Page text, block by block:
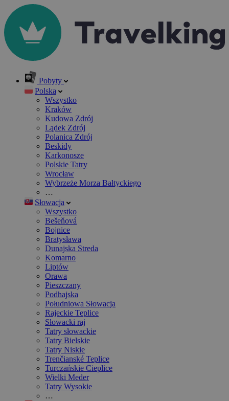
Pobyty
Polska
Wszystko
Kraków
Kudowa Zdrój
Lądek Zdrój
Polanica Zdrój
Beskidy
Karkonosze
Polskie Tatry
Wrocław
Wybrzeże Morza Bałtyckiego
…
Słowacja
Wszystko
Bešeňová
Bojnice
Bratysława
Dunajska Streda
Komarno
Liptów
Orawa
Pieszczany
Podhajska
Południowa Słowacja
Rajeckie Teplice
Słowacki raj
Tatry słowackie
Tatry Bielskie
Tatry Niskie
Trenčianské Teplice
Turczańskie Cieplice
Wielki Meder
Tatry Wysokie
…